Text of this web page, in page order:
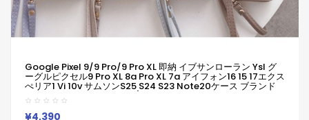
Google Pixel 9/9 Pro/9 Pro XL 即納 イブサンローラン Ysl グ
ーグルピクセル9 Pro XL 8a Pro XL 7a アイフォン16 15 17エクス
ぺリア1 Vi 10v サムソンs25 S24 S23 Note20ケース ブランド
Galaxy A55 A54 A56 S25/S24 Ultraケースイブサンローラン
Yslピクセル 8a Pro 7a 6/7/6a/9a ブランドケース Iphone17
16 15/14/13 保護カバー男女兼用
¥4,390